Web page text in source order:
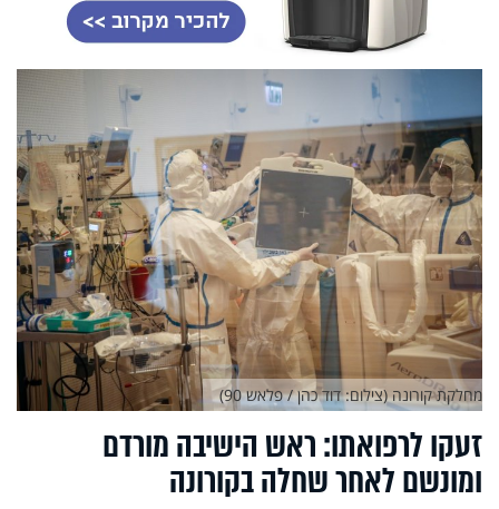
זעקו לרפואתו: ראש הישיבה מורדם
ומונשם לאחר שחלה בקורונה
מחלקת קורונה (צילום: דוד כהן / פלאש 90)